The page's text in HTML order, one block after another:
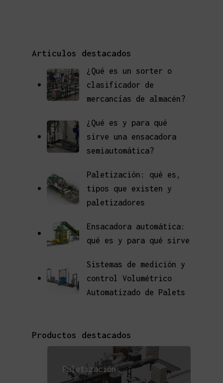
Articulos destacados
¿Qué es un sorter o
clasificador de
mercancías de almacén?
¿Qué es y para qué
sirve una ensacadora
semiautomática?
Paletización: qué es,
tipos que existen y
paletizadores
Ensacadora automática:
qué es y para qué sirve
Sistemas de medición y
control Volumétrico
Automatizado de Palets
Productos destacados
Paletización